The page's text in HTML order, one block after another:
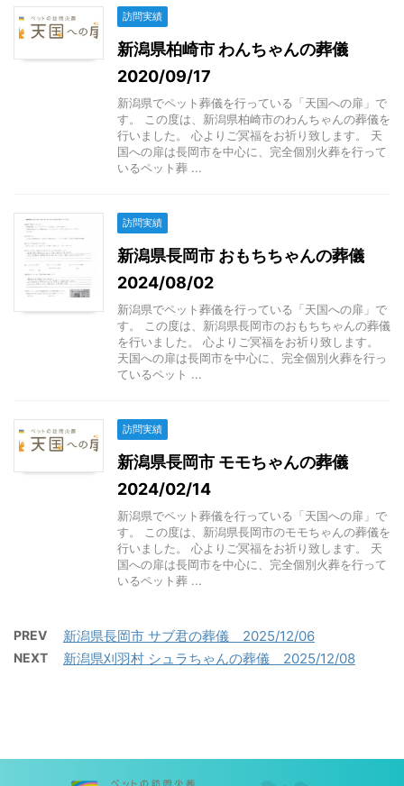
訪問実績
新潟県柏崎市 わんちゃんの葬儀
2020/09/17
新潟県でペット葬儀を行っている「天国への扉」で
す。 この度は、新潟県柏崎市のわんちゃんの葬儀を
行いました。 心よりご冥福をお祈り致します。 天
国への扉は長岡市を中心に、完全個別火葬を行って
いるペット葬 ...
訪問実績
新潟県長岡市 おもちちゃんの葬儀
2024/08/02
新潟県でペット葬儀を行っている「天国への扉」で
す。 この度は、新潟県長岡市のおもちちゃんの葬儀
を行いました。 心よりご冥福をお祈り致します。
天国への扉は長岡市を中心に、完全個別火葬を行っ
ているペット ...
訪問実績
新潟県長岡市 モモちゃんの葬儀
2024/02/14
新潟県でペット葬儀を行っている「天国への扉」で
す。 この度は、新潟県長岡市のモモちゃんの葬儀を
行いました。 心よりご冥福をお祈り致します。 天
国への扉は長岡市を中心に、完全個別火葬を行って
いるペット葬 ...
PREV 新潟県長岡市 サブ君の葬儀 2025/12/06
NEXT 新潟県刈羽村 シュラちゃんの葬儀 2025/12/08